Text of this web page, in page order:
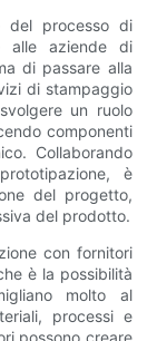
del processo di
alle aziende di
di passare alla
di stampaggio
un ruolo
componenti
Collaborando
è
del progetto,
del prodotto.
con fornitori
è la possibilità
molto al
processi e